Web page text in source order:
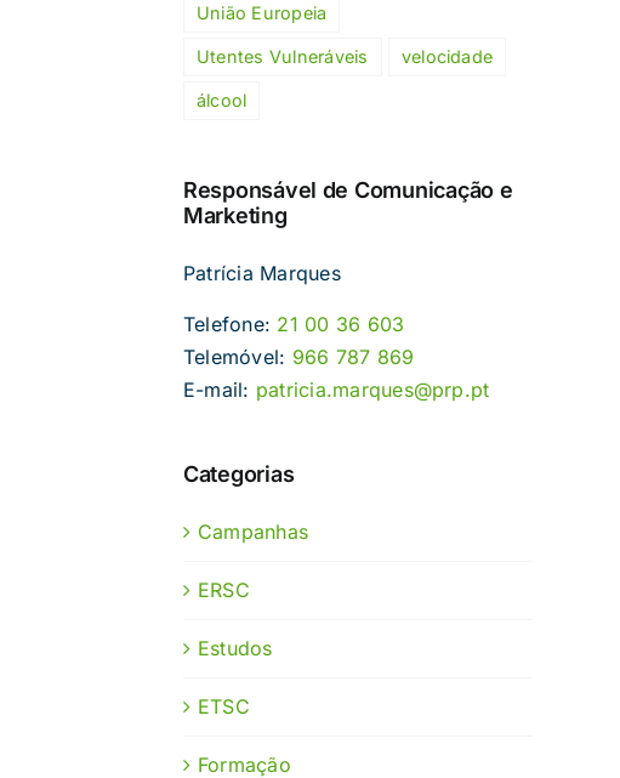
União Europeia
Utentes Vulneráveis velocidade
álcool
Responsável de Comunicação e
Marketing
Patrícia Marques
Telefone: 21 00 36 603
Telemóvel: 966 787 869
E-mail: patricia.marques@prp.pt
Categorias
Campanhas
ERSC
Estudos
ETSC
Formação